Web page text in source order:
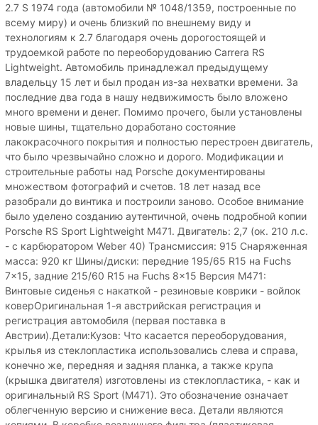
2.7 S 1974 года (автомобили № 1048/1359, построенные по
всему миру) и очень близкий по внешнему виду и
технологиям к 2.7 благодаря очень дорогостоящей и
трудоемкой работе по переоборудованию Carrera RS
Lightweight. Автомобиль принадлежал предыдущему
владельцу 15 лет и был продан из-за нехватки времени. За
последние два года в нашу недвижимость было вложено
много времени и денег. Помимо прочего, были установлены
новые шины, тщательно доработано состояние
лакокрасочного покрытия и полностью перестроен двигатель,
что было чрезвычайно сложно и дорого. Модификации и
строительные работы над Porsche документированы
множеством фотографий и счетов. 18 лет назад все
разобрали до винтика и построили заново. Особое внимание
было уделено созданию аутентичной, очень подробной копии
Porsche RS Sport Lightweight M471. Двигатель: 2,7 (ок. 210 л.с.
- с карбюратором Weber 40) Трансмиссия: 915 Снаряженная
масса: 920 кг Шины/диски: передние 195/65 R15 на Fuchs
7x15, задние 215/60 R15 на Fuchs 8x15 Версия M471:
Винтовые сиденья с накаткой - резиновые коврики - войлок
коверОригинальная 1-я австрийская регистрация и
регистрация автомобиля (первая поставка в
Австрии).Детали:Кузов: Что касается переоборудования,
крылья из стеклопластика использовались слева и справа,
конечно же, передняя и задняя планка, а также крупа
(крышка двигателя) изготовлены из стеклопластика, - как и
оригинальный RS Sport (M471). Это обозначение означает
облегченную версию и снижение веса. Детали являются